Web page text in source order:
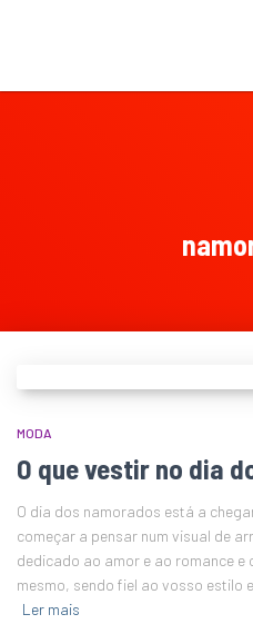
MODA
O que vestir no dia
O dia dos namorados está a
começar a pensar num visual de
dedicado ao amor e ao romance
mesmo, sendo fiel ao vosso estilo
Ler mais